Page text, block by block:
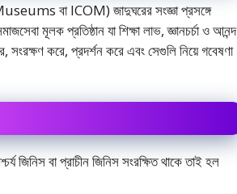
বা ICOM) জাদুঘরের সংজ্ঞা প্রসঙ্গে
মূলক প্রতিষ্ঠান যা শিক্ষা লাভ, জ্ঞানচর্চা ও আনন্দ
করে, প্রদর্শন করে এবং সেগুলি নিয়ে গবেষণা
জিনিস বা প্রাচীন জিনিস সংরক্ষিত থাকে তাই হল